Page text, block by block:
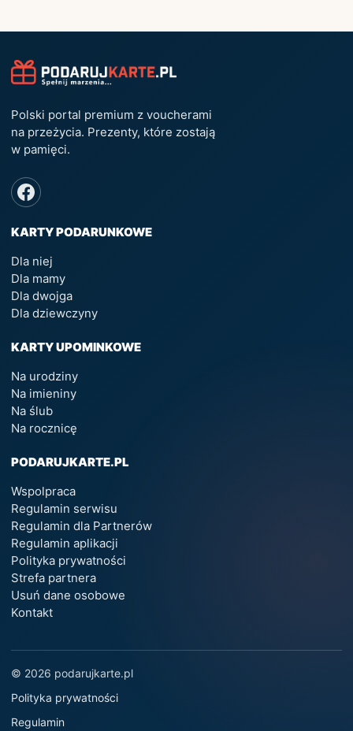
Polski portal premium z voucherami
na przeżycia. Prezenty, które zostają
w pamięci.
KARTY PODARUNKOWE
Dla niej
Dla mamy
Dla dwojga
Dla dziewczyny
KARTY UPOMINKOWE
Na urodziny
Na imieniny
Na ślub
Na rocznicę
PODARUJKARTE.PL
Wspolpraca
Regulamin serwisu
Regulamin dla Partnerów
Regulamin aplikacji
Polityka prywatności
Strefa partnera
Usuń dane osobowe
Kontakt
© 2026 podarujkarte.pl
Polityka prywatności
Regulamin